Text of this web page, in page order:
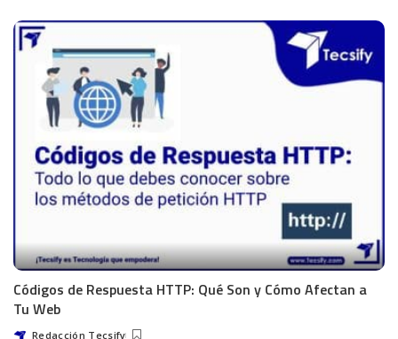
Códigos de Respuesta HTTP: Qué Son y Cómo Afectan a
Tu Web
Redacción Tecsify